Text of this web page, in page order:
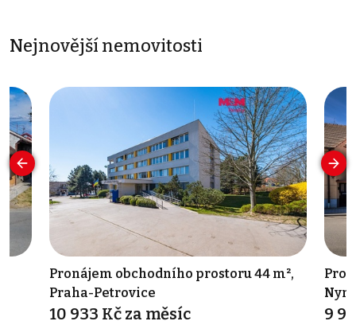
Nejnovější nemovitosti
Pronájem obchodního prostoru 44 m²,
Praha-Petrovice
10 933 Kč za měsíc 9